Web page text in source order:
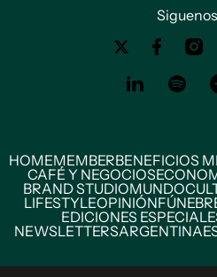
HOMEMEMBERBENEFICIOS
CAFÉ Y NEGOCIOS
BRAND STUDIOMUNDO
LIFESTYLEOPINIÓN
EDICIONES
NEWSLETTERSARGENTINA